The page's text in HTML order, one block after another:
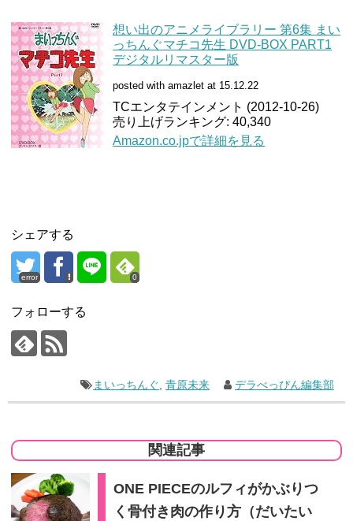
想い出のアニメライブラリー 第6集 まい
っちんぐマチコ先生 DVD-BOX PART1
デジタルリマスター版
posted with amazlet at 15.12.22
TCエンタテインメント (2012-10-26)
売り上げランキング: 40,340
Amazon.co.jpで詳細を見る
シェアする
error 0
フォローする
まいっちんぐ,青原未来 デラべっぴん編集部
関連記事
ONE PIECEのルフィがかぶりつ
く骨付き肉の作り方（だいたい